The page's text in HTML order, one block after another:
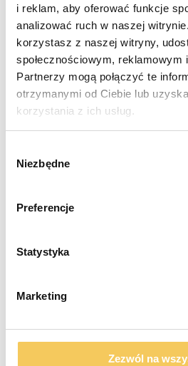
i reklam, aby oferować funkcje
analizować ruch w naszej
korzystasz z naszej witryny,
społecznościowym, reklamowym
Partnerzy mogą połączyć te
otrzymanymi od Ciebie lub
korzystania z ich usług.
zgody
Niezbędne
Preferencje
Statystyka
Marketing
Zezwól na
To projekt, który tworzymy z
pacjentach i wszystkich, którzy
zdrowie psychiczne i
23.07.2026
Neurobiologia
psychopatologii i
architekturę